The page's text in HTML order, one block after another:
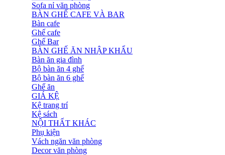
Sofa nỉ văn phòng
BÀN GHẾ CAFE VÀ BAR
Bàn cafe
Ghế cafe
Ghế Bar
BÀN GHẾ ĂN NHẬP KHẨU
Bàn ăn gia đình
Bộ bàn ăn 4 ghế
Bộ bàn ăn 6 ghế
Ghế ăn
GIÁ KỆ
Kệ trang trí
Kệ sách
NỘI THẤT KHÁC
Phụ kiện
Vách ngăn văn phòng
Decor văn phòng